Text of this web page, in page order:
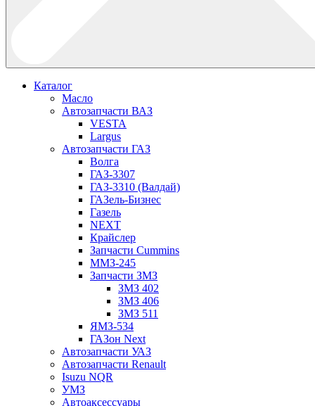
Каталог
Масло
Автозапчасти ВАЗ
VESTA
Largus
Автозапчасти ГАЗ
Волга
ГАЗ-3307
ГАЗ-3310 (Валдай)
ГАЗель-Бизнес
Газель
NEXT
Крайслер
Запчасти Cummins
ММЗ-245
Запчасти ЗМЗ
ЗМЗ 402
ЗМЗ 406
ЗМЗ 511
ЯМЗ-534
ГАЗон Next
Автозапчасти УАЗ
Автозапчасти Renault
Isuzu NQR
УМЗ
Автоаксессуары